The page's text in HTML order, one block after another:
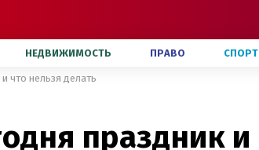
НЕДВИЖИМОСТЬ ПРАВО СПОРТ
что нельзя делать
праздник и